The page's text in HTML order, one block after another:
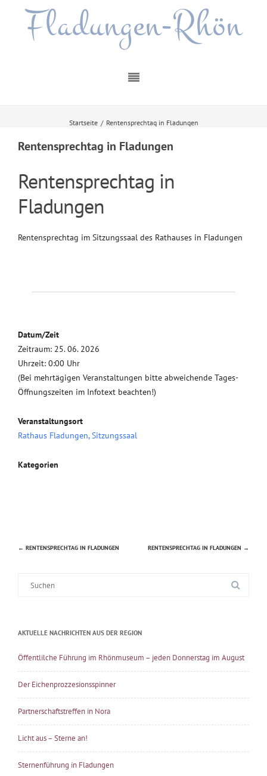
Fladungen-Rhön
Startseite / Rentensprechtag in Fladungen
Rentensprechtag in Fladungen
Rentensprechtag in
Fladungen
Rentensprechtag im Sitzungssaal des Rathauses in Fladungen
Datum/Zeit
Zeitraum: 25. 06. 2026
Uhrzeit: 0:00 Uhr
(Bei mehrtägigen Veranstaltungen bitte abweichende Tages-
Öffnungszeiten im Infotext beachten!)
Veranstaltungsort
Rathaus Fladungen, Sitzungssaal
Kategorien
Beitragsnavigation
← RENTENSPRECHTAG IN FLADUNGEN RENTENSPRECHTAG IN FLADUNGEN →
AKTUELLE NACHRICHTEN AUS DER REGION
Öffentlilche Führung im Rhönmuseum – jeden Donnerstag im August
Der Eichenprozzesionsspinner
Partnerschaftstreffen in Nora
Licht aus – Sterne an!
Sternenführung in Fladungen